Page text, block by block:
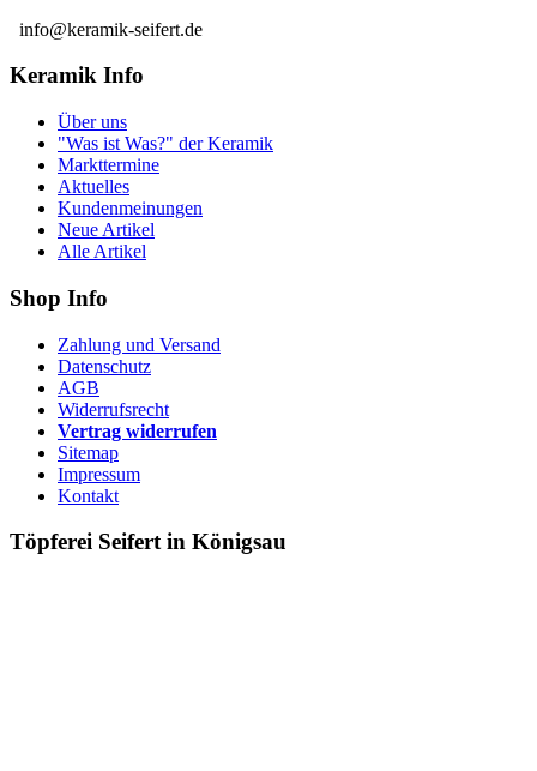
info@keramik-seifert.de
Keramik Info
Über uns
"Was ist Was?" der Keramik
Markttermine
Aktuelles
Kundenmeinungen
Neue Artikel
Alle Artikel
Shop Info
Zahlung und Versand
Datenschutz
AGB
Widerrufsrecht
Vertrag widerrufen
Sitemap
Impressum
Kontakt
Töpferei Seifert in Königsau